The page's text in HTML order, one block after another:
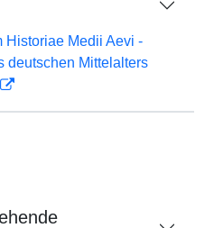
Historiae Medii Aevi -
deutschen Mittelalters